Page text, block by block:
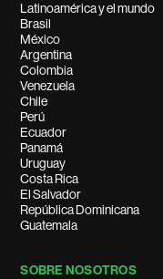
Latinoamérica y el mundo
Brasil
México
Argentina
Colombia
Venezuela
Chile
Perú
Ecuador
Panamá
Uruguay
Costa Rica
El Salvador
República Dominicana
Guatemala
SOBRE NOSOTROS